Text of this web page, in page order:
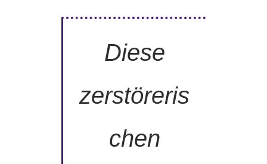
Diese
zerstöreris
chen